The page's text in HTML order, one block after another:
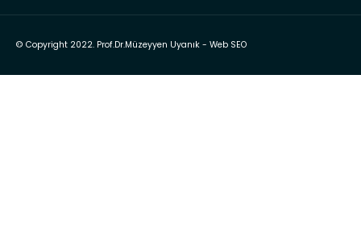
© Copyright 2022. Prof.Dr.Müzeyyen Uyanık - Web SEO